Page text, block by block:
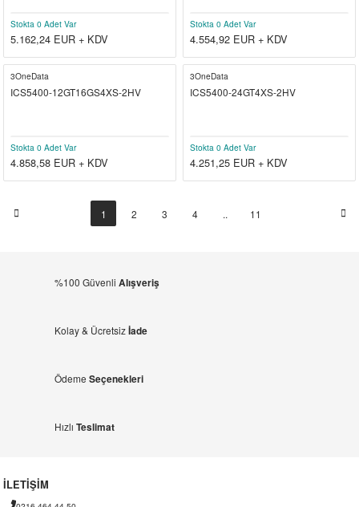
Stokta 0 Adet Var
5.162,24 EUR + KDV
Stokta 0 Adet Var
4.554,92 EUR + KDV
3OneData
ICS5400-12GT16GS4XS-2HV
Stokta 0 Adet Var
4.858,58 EUR + KDV
3OneData
ICS5400-24GT4XS-2HV
Stokta 0 Adet Var
4.251,25 EUR + KDV
1 2 3 4 .. 11
%100 Güvenli Alışveriş
Kolay & Ücretsizİade
Ödeme Seçenekleri
Hızlı Teslimat
İLETİŞİM